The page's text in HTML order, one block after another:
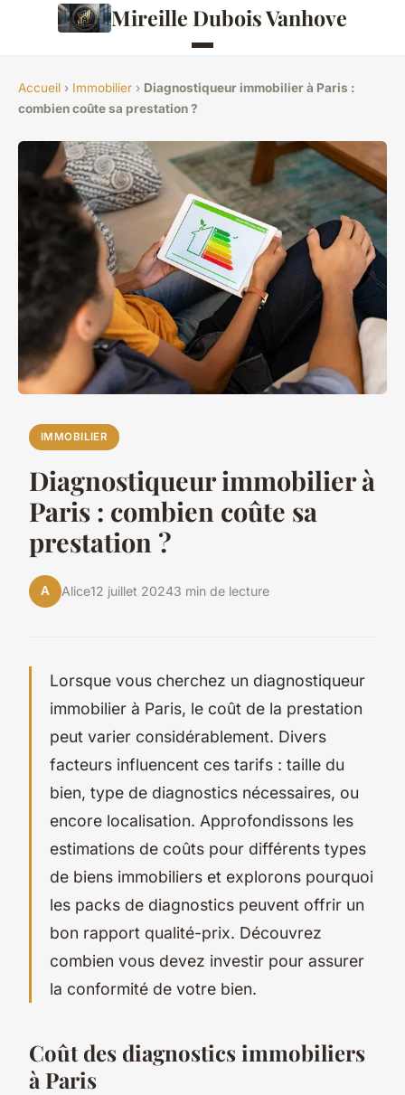
Mireille Dubois Vanhove
Accueil › Immobilier › Diagnostiqueur immobilier à Paris :
combien coûte sa prestation ?
IMMOBILIER
Diagnostiqueur immobilier à
Paris : combien coûte sa
prestation ?
A Alice12 juillet 20243 min de lecture
Lorsque vous cherchez un diagnostiqueur
immobilier à Paris, le coût de la prestation
peut varier considérablement. Divers
facteurs influencent ces tarifs : taille du
bien, type de diagnostics nécessaires, ou
encore localisation. Approfondissons les
estimations de coûts pour différents types
de biens immobiliers et explorons pourquoi
les packs de diagnostics peuvent offrir un
bon rapport qualité-prix. Découvrez
combien vous devez investir pour assurer
la conformité de votre bien.
Coût des diagnostics immobiliers
à Paris